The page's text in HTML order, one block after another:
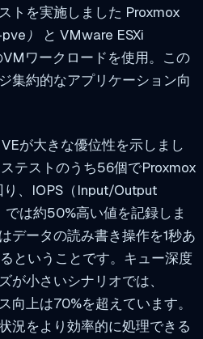
トを実施しました Proxmox
）
と VMware ESXi
ワークロードを使用。この
集約的なアプリケーション向
が大きな優位性を示しまし
テストのうち56個でProxmox
、IOPS（Input/Output
は約50%高い値を記録しま
データの読み書き操作を1秒あ
ということです。キュー深度
が小さいシナリオでは、
向上は70%を超えています。
況をより効率的に処理できる